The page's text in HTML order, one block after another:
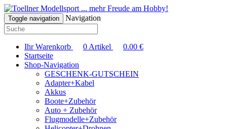
... mehr Freude am Hobby!
Toggle navigation Navigation
Ihr Warenkorb 0 Artikel 0.00 €
Startseite
Shop-Navigation
GESCHENK-GUTSCHEIN
Adapter+Kabel
Akkus
Boote+Zubehör
Auto + Zubehör
Flugmodelle+Zubehör